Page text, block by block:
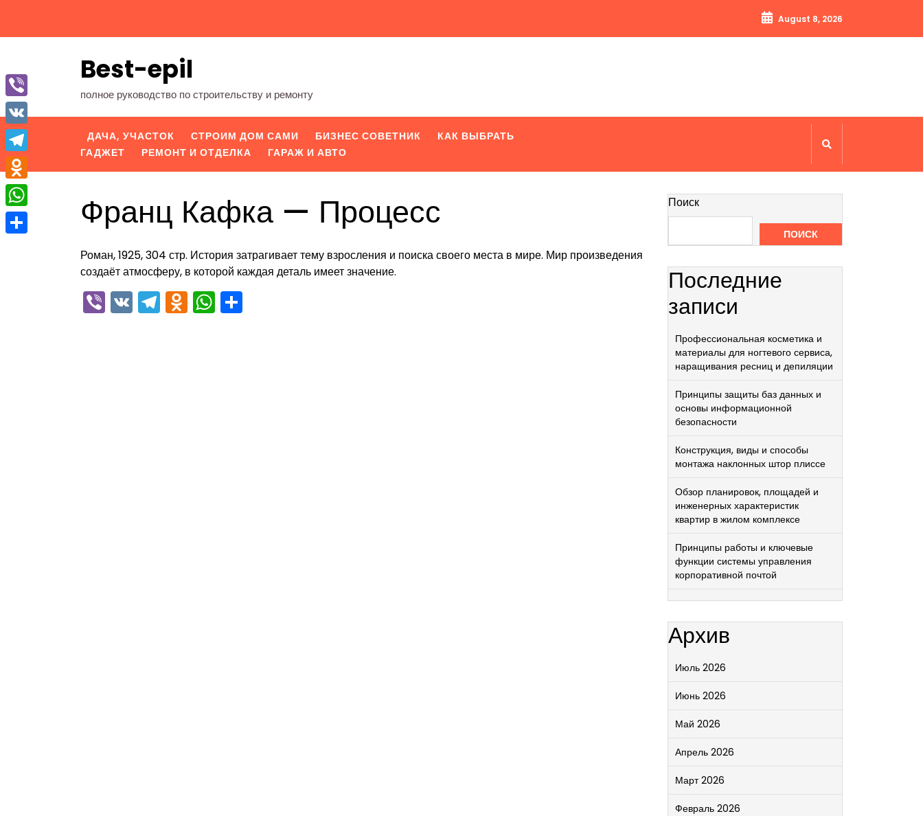
содержимому
August 8, 2026
Best-epil
полное руководство по строительству и ремонту
ДАЧА, УЧАСТОК СТРОИМ ДОМ САМИ БИЗНЕС СОВЕТНИК
КАК ВЫБРАТЬ
ГАДЖЕТ
РЕМОНТ И ОТДЕЛКА ГАРАЖ И АВТО
Франц Кафка — Процесс
Роман, 1925, 304 стр. История затрагивает тему взросления и поиска своего места в мире. Мир произведения
создаёт атмосферу, в которой каждая деталь имеет значение.
Viber
VKTelegram
Odnoklassniki
WhatsApp
Поиск
ПОИСК
Последние
записи
Профессиональная косметика и
материалы для ногтевого сервиса,
наращивания ресниц и депиляции
Принципы защиты баз данных и
основы информационной
безопасности
Конструкция, виды и способы
монтажа наклонных штор плиссе
Обзор планировок, площадей и
инженерных характеристик
квартир в жилом комплексе
Принципы работы и ключевые
функции системы управления
корпоративной почтой
Архив
Июль 2026
Июнь 2026
Май 2026
Апрель 2026
Март 2026
Февраль 2026
Viber
VK
Telegram
Odnoklassniki
WhatsApp